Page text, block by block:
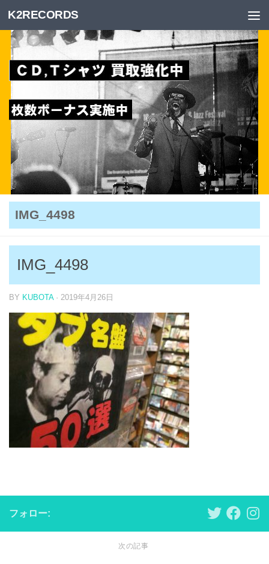
Skip to content
K2RECORDS
IMG_4498
IMG_4498
BY KUBOTA · 2019年4月26日
フォロー:
次の記事